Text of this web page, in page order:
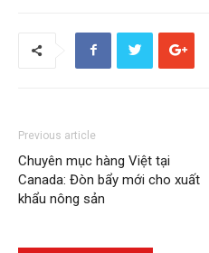
Previous article
Chuyên mục hàng Việt tại
Canada: Đòn bẩy mới cho xuất
khẩu nông sản